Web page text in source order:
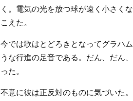
く。電気の光を放つ球が遠く小さく
こえた。
今では歌はとどろきとなってグラハ
うな行進の足音である。だん、だん
った。
不意に彼は正反対のものに気づいた